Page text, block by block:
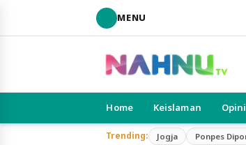
MENU
Home Keislaman Opini
Trending: Jogja Ponpes